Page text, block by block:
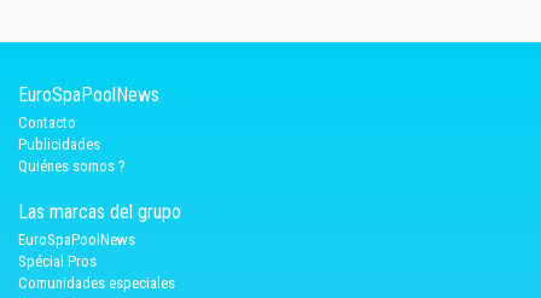
EuroSpaPoolNews
Contacto
Publicidades
Quiénes somos ?
Las marcas del grupo
EuroSpaPoolNews
Spécial Pros
Comunidades especiales